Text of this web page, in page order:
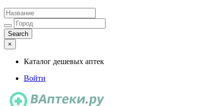
×
Каталог дешевых аптек
Войти